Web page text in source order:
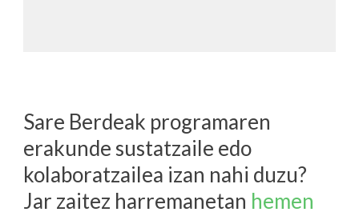
Sare Berdeak programaren
erakunde sustatzaile edo
kolaboratzailea izan nahi duzu?
Jar zaitez harremanetan hemen